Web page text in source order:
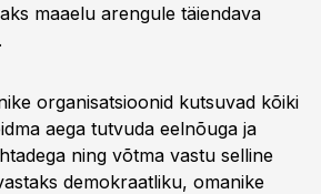
maaelu arengule täiendava
organisatsioonid kutsuvad kõiki
aega tutvuda eelnõuga ja
ning võtma vastu selline
demokraatliku, omanike